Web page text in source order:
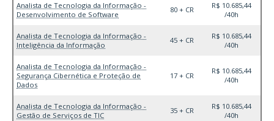
Analista de Tecnologia da Informação -
Desenvolvimento de Software
80 + CR
R$ 10.685,44
/40h
Analista de Tecnologia da Informação -
Inteligência da Informação
45 + CR
R$ 10.685,44
/40h
Analista de Tecnologia da Informação -
Segurança Cibernética e Proteção de
Dados
17 + CR
R$ 10.685,44
/40h
Analista de Tecnologia da Informação -
Gestão de Serviços de TIC
35 + CR
R$ 10.685,44
/40h